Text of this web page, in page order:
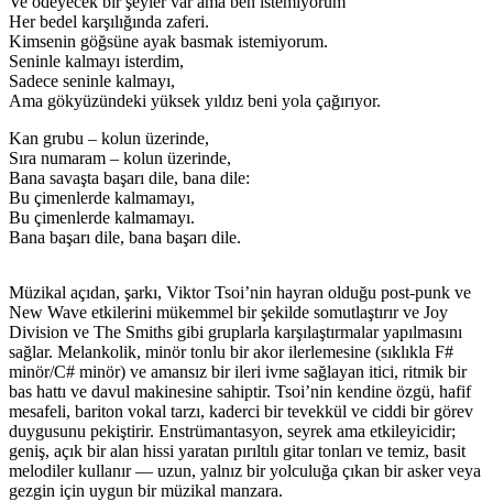
Her bedel karşılığında zaferi.
Kimsenin göğsüne ayak basmak istemiyorum.
Seninle kalmayı isterdim,
Sadece seninle kalmayı,
Ama gökyüzündeki yüksek yıldız beni yola çağırıyor.
Kan grubu – kolun üzerinde,
Sıra numaram – kolun üzerinde,
Bana savaşta başarı dile, bana dile:
Bu çimenlerde kalmamayı,
Bu çimenlerde kalmamayı.
Bana başarı dile, bana başarı dile.
Müzikal açıdan, şarkı, Viktor Tsoi’nin hayran olduğu post-punk ve
New Wave etkilerini mükemmel bir şekilde somutlaştırır ve Joy
Division ve The Smiths gibi gruplarla karşılaştırmalar yapılmasını
sağlar. Melankolik, minör tonlu bir akor ilerlemesine (sıklıkla F#
minör/C# minör) ve amansız bir ileri ivme sağlayan itici, ritmik bir
bas hattı ve davul makinesine sahiptir. Tsoi’nin kendine özgü, hafif
mesafeli, bariton vokal tarzı, kaderci bir tevekkül ve ciddi bir görev
duygusunu pekiştirir. Enstrümantasyon, seyrek ama etkileyicidir;
geniş, açık bir alan hissi yaratan pırıltılı gitar tonları ve temiz, basit
melodiler kullanır — uzun, yalnız bir yolculuğa çıkan bir asker veya
gezgin için uygun bir müzikal manzara.